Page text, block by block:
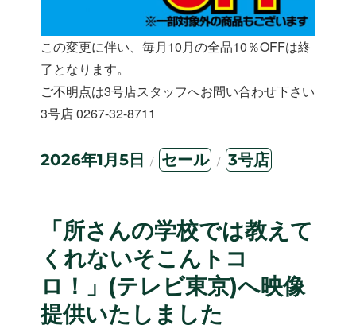
この変更に伴い、毎月10月の全品10％OFFは終
了となります。
ご不明点は3号店スタッフへお問い合わせ下さい
3号店 0267-32-8711
投
2026年1月5日
カ
テ
ー
セール
タ
グ
3号店
「所さんの学校では教えて
くれないそこんトコ
ロ！」(テレビ東京)へ映像
提供いたしました